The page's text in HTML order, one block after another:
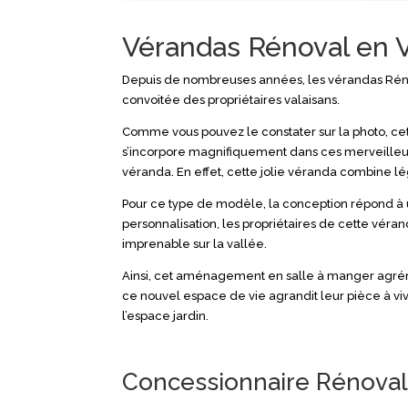
Vérandas Rénoval en
Depuis de nombreuses années, les vérandas
convoitée des propriétaires valaisans.
Comme vous pouvez le constater sur la photo,
s’incorpore magnifiquement dans ces
véranda. En effet, cette jolie véranda combine
Pour ce type de modèle, la conception répond
personnalisation, les propriétaires de cette
imprenable sur la vallée.
Ainsi, cet aménagement en salle à manger
ce nouvel espace de vie agrandit leur pièce à
l’espace jardin.
Concessionnaire Rénoval